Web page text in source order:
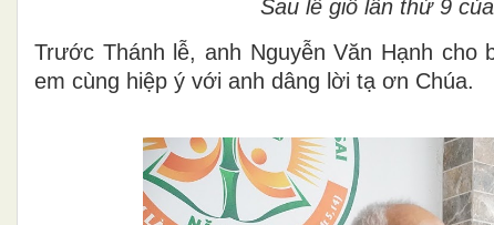
Sau lễ giỗ lần thứ 9
Trước Thánh lễ, anh Nguyễn Văn Hạnh cho
em cùng hiệp ý với anh dâng lời tạ ơn Chúa.